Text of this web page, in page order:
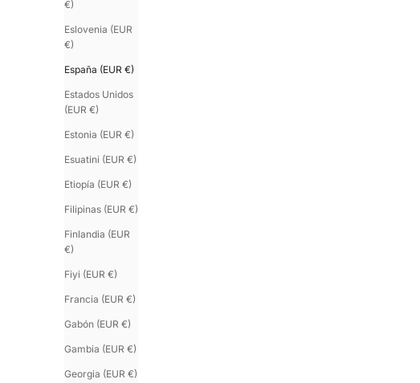
€)
Eslovenia (EUR
€)
España (EUR €)
Estados Unidos
(EUR €)
Estonia (EUR €)
Esuatini (EUR €)
Etiopía (EUR €)
Filipinas (EUR €)
Finlandia (EUR
€)
Fiyi (EUR €)
Francia (EUR €)
Gabón (EUR €)
Gambia (EUR €)
Georgia (EUR €)